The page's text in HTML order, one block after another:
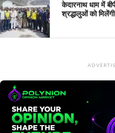
केदारनाथ धाम में
श्रद्धालुओं को